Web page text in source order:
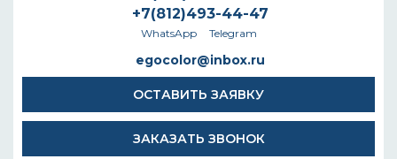
+7(812)493-44-47
WhatsApp Telegram
egocolor@inbox.ru
ОСТАВИТЬ ЗАЯВКУ
ЗАКАЗАТЬ ЗВОНОК